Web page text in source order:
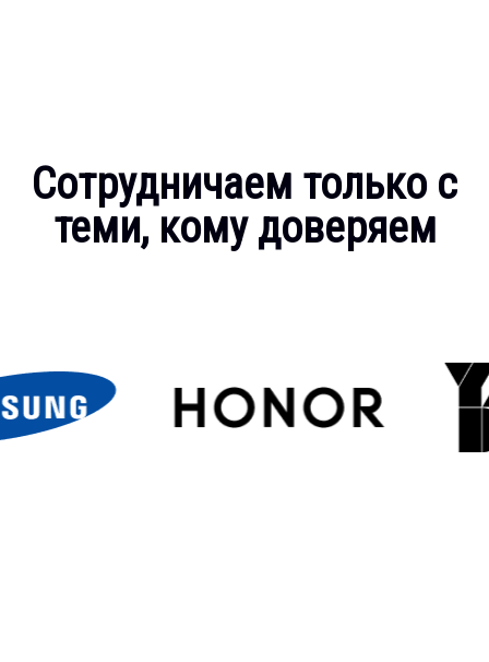
Сотрудничаем только с
теми, кому доверяем